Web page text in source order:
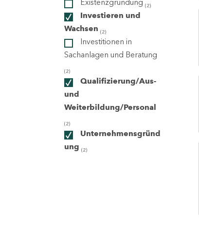
Existenzgründung (2)
Investieren und
Wachsen (2)
Investitionen in
Sachanlagen und Beratung
(2)
Qualifizierung/Aus-
und
Weiterbildung/Personal
(2)
Unternehmensgründ
ung (2)